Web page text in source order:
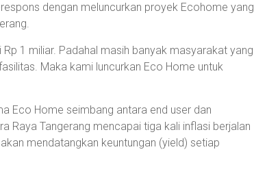
dengan meluncurkan proyek Ecohome yang
1 miliar. Padahal masih banyak masyarakat yang
Maka kami luncurkan Eco Home untuk
Eco Home seimbang antara end user dan
Raya Tangerang mencapai tiga kali inflasi berjalan
mendatangkan keuntungan (yield) setiap